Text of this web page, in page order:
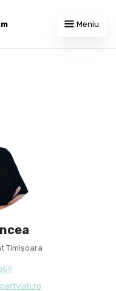
Meniu
Timișoara